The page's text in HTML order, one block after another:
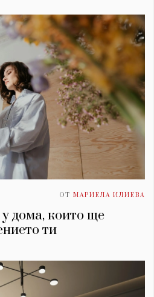
ОТ МАРИЕЛА ИЛИЕВА
дома, които ще
ти